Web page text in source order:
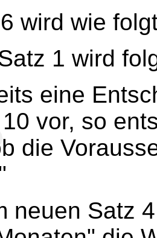
wird wie
1 wird
eine
vor, so
die
neuen Satz